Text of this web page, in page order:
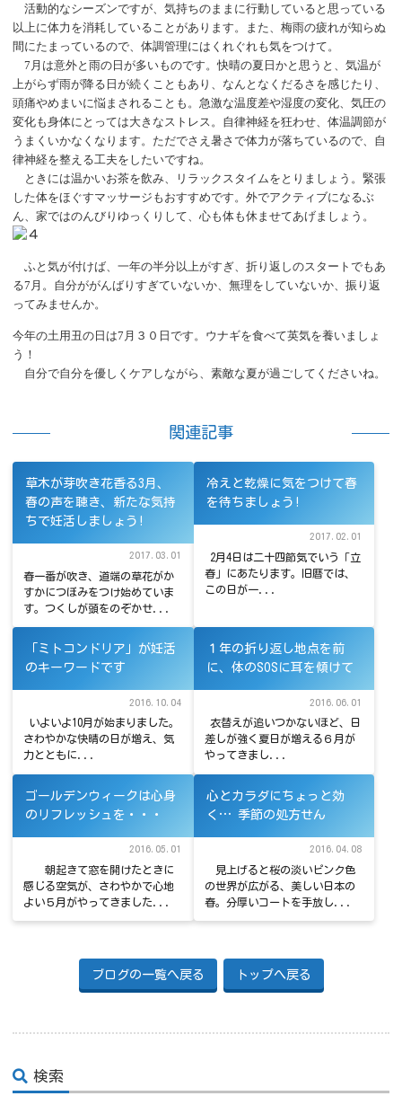
活動的なシーズンですが、気持ちのままに行動していると思っている
以上に体力を消耗していることがあります。また、梅雨の疲れが知らぬ
間にたまっているので、体調管理にはくれぐれも気をつけて。
7月は意外と雨の日が多いものです。快晴の夏日かと思うと、気温が
上がらず雨が降る日が続くこともあり、なんとなくだるさを感じたり、
頭痛やめまいに悩まされることも。急激な温度差や湿度の変化、気圧の
変化も身体にとっては大きなストレス。自律神経を狂わせ、体温調節が
うまくいかなくなります。ただでさえ暑さで体力が落ちているので、自
律神経を整える工夫をしたいですね。
ときには温かいお茶を飲み、リラックスタイムをとりましょう。緊張
した体をほぐすマッサージもおすすめです。外でアクティブになるぶ
ん、家ではのんびりゆっくりして、心も体も休ませてあげましょう。
ふと気が付けば、一年の半分以上がすぎ、折り返しのスタートでもあ
る7月。自分ががんばりすぎていないか、無理をしていないか、振り返
ってみませんか。
今年の土用丑の日は7月３０日です。ウナギを食べて英気を養いましょ
う！
自分で自分を優しくケアしながら、素敵な夏が過ごしてくださいね。
関連記事
草木が芽吹き花香る3月、
春の声を聴き、新たな気持
ちで妊活しましょう!
2017.03.01
春一番が吹き、道端の草花がか
すかにつぼみをつけ始めていま
す。つくしが頭をのぞかせ...
冷えと乾燥に気をつけて春
を待ちましょう!
2017.02.01
2月4日は二十四節気でいう「立
春」にあたります。旧暦では、
この日が一...
「ミトコンドリア」が妊活
のキーワードです
2016.10.04
いよいよ10月が始まりました。
さわやかな快晴の日が増え、気
力とともに...
１年の折り返し地点を前
に、体のSOSに耳を傾けて
2016.06.01
衣替えが追いつかないほど、日
差しが強く夏日が増える６月が
やってきまし...
ゴールデンウィークは心身
のリフレッシュを・・・
2016.05.01
朝起きて窓を開けたときに
感じる空気が、さわやかで心地
よい５月がやってきました...
心とカラダにちょっと効
く… 季節の処方せん
2016.04.08
見上げると桜の淡いピンク色
の世界が広がる、美しい日本の
春。分厚いコートを手放し...
ブログの一覧へ戻る トップへ戻る
検索